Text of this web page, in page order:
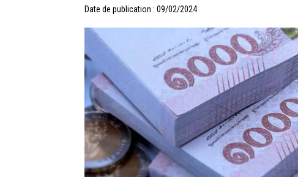
Date de publication : 09/02/2024